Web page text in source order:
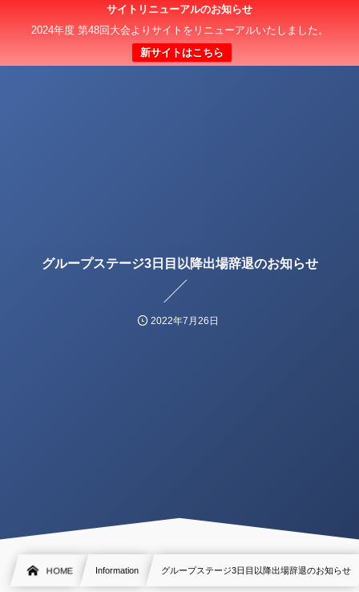
サイトリニューアルのお知らせ
2024年度 第48回大会よりサイトをリニューアルいたしました。
新サイトはこちら
グループステージ3日目以降出場辞退のお知らせ
2022年7月26日
HOME Information グループステージ3日目以降出場辞退のお知らせ